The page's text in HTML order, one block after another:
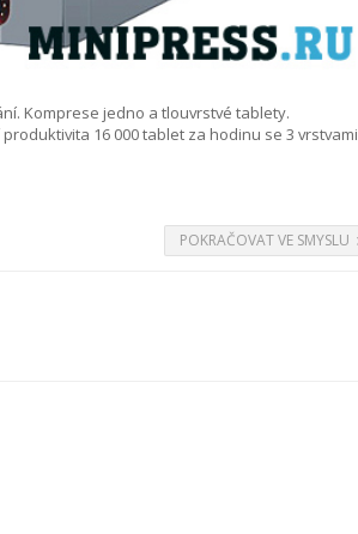
Komprese jedno a tlouvrstvé tablety.
16 000 tablet za hodinu se 3 vrstvami
POKRAČOVAT VE SMYSLU